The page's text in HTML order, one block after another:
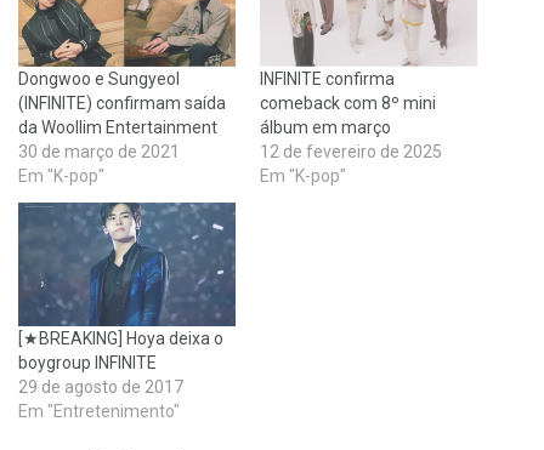
Dongwoo e Sungyeol
(INFINITE) confirmam saída
da Woollim Entertainment
30 de março de 2021
Em "K-pop"
INFINITE confirma
comeback com 8º mini
álbum em março
12 de fevereiro de 2025
Em "K-pop"
[★BREAKING] Hoya deixa o
boygroup INFINITE
29 de agosto de 2017
Em "Entretenimento"